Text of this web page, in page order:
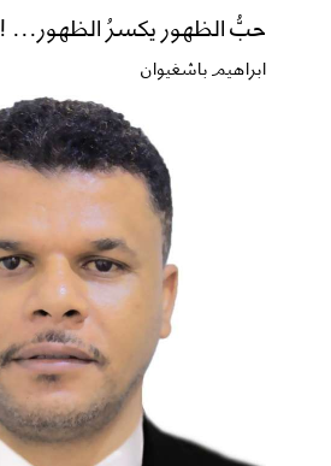
حبُّ الظهور يكسرُ الظهور... !
ابراهيم باشغيوان